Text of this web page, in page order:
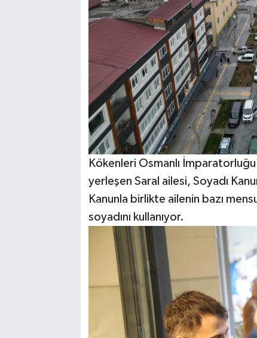
Kökenleri Osmanlı
yerleşen Saral ailesi, Soyadı
Kanunla birlikte ailenin bazı
soyadını kullanıyor.